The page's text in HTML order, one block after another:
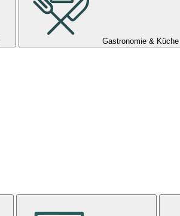
Gastronomie & Küche